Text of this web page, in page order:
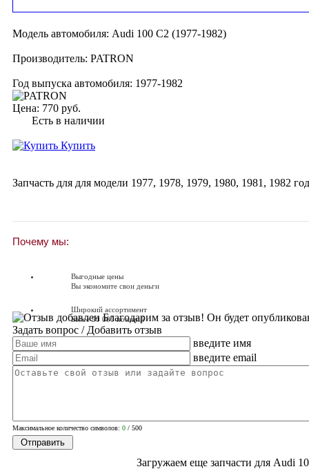
Модель автомобиля: Audi 100 C2 (1977-1982)
Производитель: PATRON
Год выпуска автомобиля: 1977-1982
Цена: 770 руб.
Есть в наличии
Купить
Запчасть для для модели 1977, 1978, 1979, 1980, 1981 , 1982
Почему мы:
Выгодные цены
Вы экономите свои деньги
Широкий ассортимент
Более 90 000 позиций
Доставка по России от 250 руб.
Вопросы? Звоните!
Благодарим за отзыв! Он будет
Задать вопрос / Добавить отзыв
введите имя
введите email
Максимальное количество символов: 0 / 500
Загружаем еще запчасти для Audi